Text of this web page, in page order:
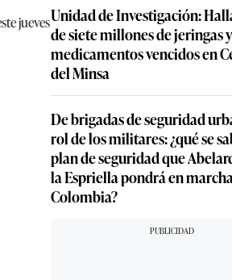
juevesUnidad de Investigación:
de siete millones de jeringas y
medicamentos vencidos en
del Minsa
De brigadas de seguridad
rol de los militares: ¿qué se
plan de seguridad que
la Espriella pondrá en
Colombia?